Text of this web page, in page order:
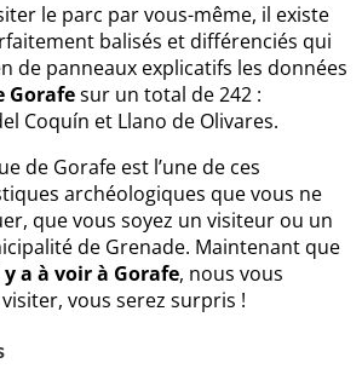
le parc par vous-même, il existe
balisés et différenciés qui
de panneaux explicatifs les données
Gorafesur un total de 242 :
Coquín et Llano de Olivares.
de Gorafe est l’une de ces
archéologiques que vous ne
que vous soyez un visiteur ou un
de Grenade. Maintenant que
y a à voir à Gorafe, nous vous
vous serez surpris !